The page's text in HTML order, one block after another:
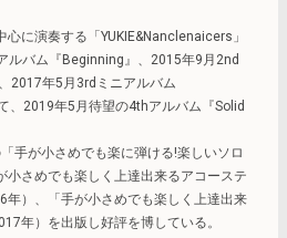
に演奏する「YUKIE&Nanclenaicers」
ルバム『Beginning』、2015年9月2nd
2017年5月3rdミニアルバム
、2019年5月待望の4thアルバム『Solid
手が小さめでも楽に弾ける!楽しいソロ
小さめでも楽しく上達出来るアコーステ
年）、「手が小さめでも楽しく上達出来
年）を出版し好評を博している。